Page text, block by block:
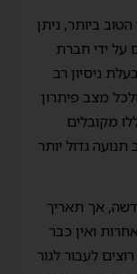
ביותר, ניתן
על ידי חברת
ניסיון רב
מצב פיתרון
מקובלים
גדול יותר
אך תאריך
ואין כבר
לעבור לגור